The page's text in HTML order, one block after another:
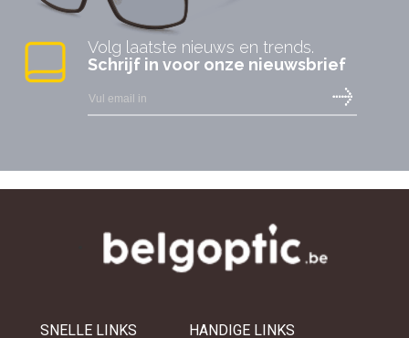
Volg laatste nieuws en trends.
Schrijf in voor onze nieuwsbrief
SNELLE LINKS HANDIGE LINKS